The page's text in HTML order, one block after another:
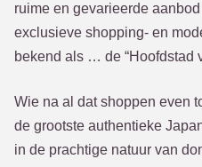
ruime en gevarieerde
exclusieve shopping- en
bekend als … de “Hoofdstad
Wie na al dat shoppen even
de grootste authentieke
in de prachtige natuur van